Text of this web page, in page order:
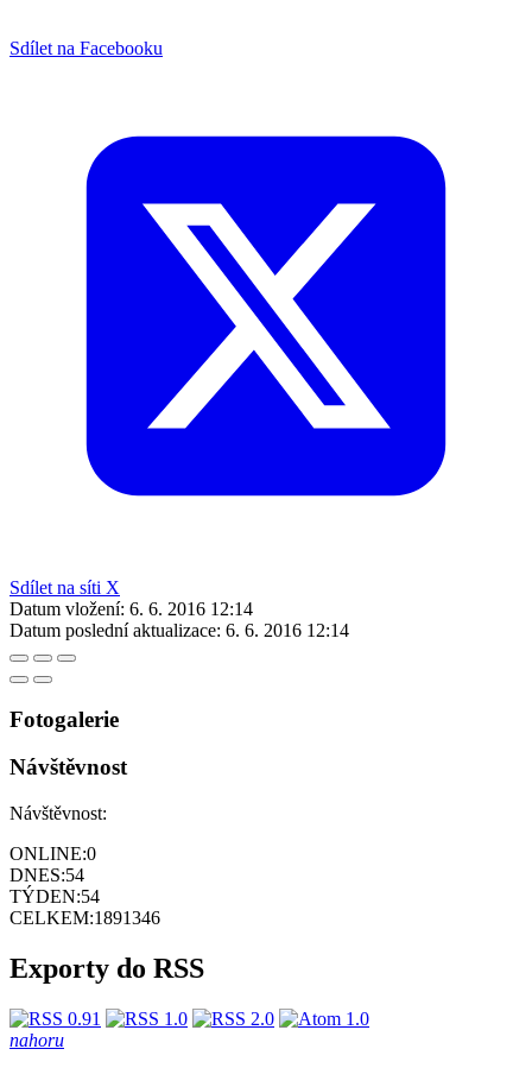
Sdílet na Facebooku
Sdílet na síti X
Datum vložení: 6. 6. 2016 12:14
Datum poslední aktualizace: 6. 6. 2016 12:14
Fotogalerie
Návštěvnost
Návštěvnost:
ONLINE:0
DNES:54
TÝDEN:54
CELKEM:1891346
Exporty do RSS
nahoru